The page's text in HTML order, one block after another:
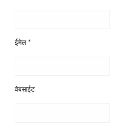
ईमेल *
वेबसाईट